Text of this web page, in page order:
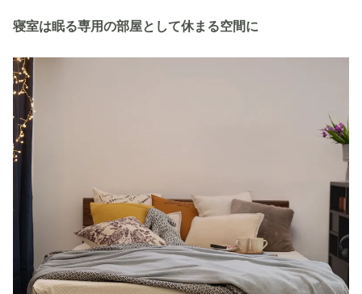
寝室は眠る専用の部屋として休まる空間に